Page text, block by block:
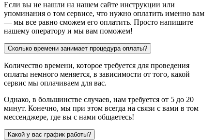
Если вы не нашли на нашем сайте инструкции или
упоминания о том сервисе, что нужно оплатить именно вам
— мы все равно сможем его оплатить. Просто напишите
нашему оператору и мы вам поможем!
Сколько времени занимает процедура оплаты?
Количество времени, которое требуется для проведения
оплаты немного меняется, в зависимости от того, какой
сервис мы оплачиваем для вас.
Однако, в большинстве случаев, нам требуется от 5 до 20
минут. Конечно, мы при этом всегда на связи с вами в том
мессенджере, где вы с нами общаетесь!
Какой у вас график работы?